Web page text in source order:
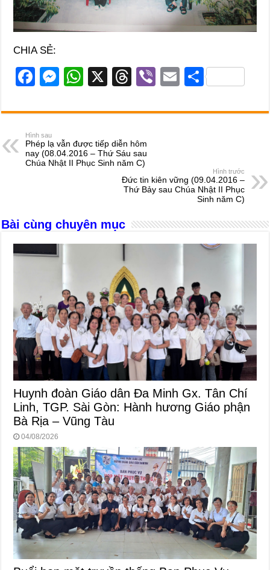
CHIA SẺ:
F
c
e
b
o
M
ss
e
n
g
W
at
A
p
X
T
e
d
s
Vi
er
E
ail
S
ar
Hình sau
Phép lạ vẫn được tiếp diễn hôm
nay (08.04.2016 – Thứ Sáu sau
Chúa Nhật II Phục Sinh năm C)
Hình trước
Đức tin kiên vững (09.04.2016 –
Thứ Bảy sau Chúa Nhật II Phục
Sinh năm C)
Bài cùng chuyên mục
Huynh đoàn Giáo dân Đa Minh Gx. Tân Chí
Linh, TGP. Sài Gòn: Hành hương Giáo phận
Bà Rịa – Vũng Tàu
04/08/2026